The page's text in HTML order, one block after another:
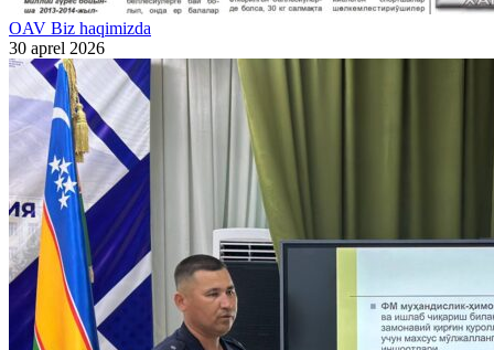
OAV Biz haqimizda
30 aprel 2026